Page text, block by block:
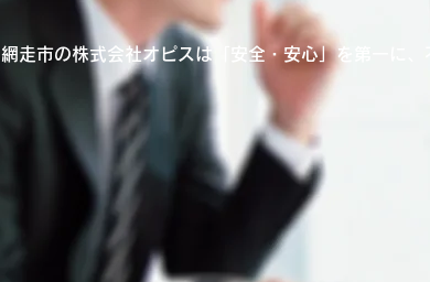
網走市の株式会社オピスは「安全・安心」を第一に